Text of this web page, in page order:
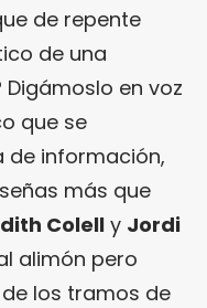
de repente
de una
en voz
que se
de información,
más que
Colelly Jordi
alimón pero
los tramos de